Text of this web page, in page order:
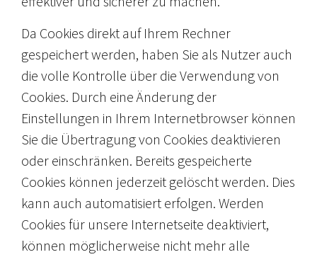
Da Cookies direkt auf Ihrem Rechner
gespeichert werden, haben Sie als Nutzer auch
die volle Kontrolle über die Verwendung von
Cookies. Durch eine Änderung der
Einstellungen in Ihrem Internetbrowser können
Sie die Übertragung von Cookies deaktivieren
oder einschränken. Bereits gespeicherte
Cookies können jederzeit gelöscht werden. Dies
kann auch automatisiert erfolgen. Werden
Cookies für unsere Internetseite deaktiviert,
können möglicherweise nicht mehr alle